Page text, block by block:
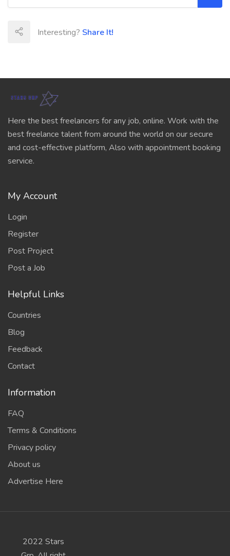
Interesting? Share It!
Here the best freelancers for any job, online. Work with the
best freelance talent from around the world on our secure
and cost-effective platform, Also with appointment booking
service.
My Account
Login
Register
Post Project
Post a Job
Helpful Links
Countries
Blog
Feedback
Contact
Information
FAQ
Terms & Conditions
Privacy policy
About us
Advertise Here
2022 Stars